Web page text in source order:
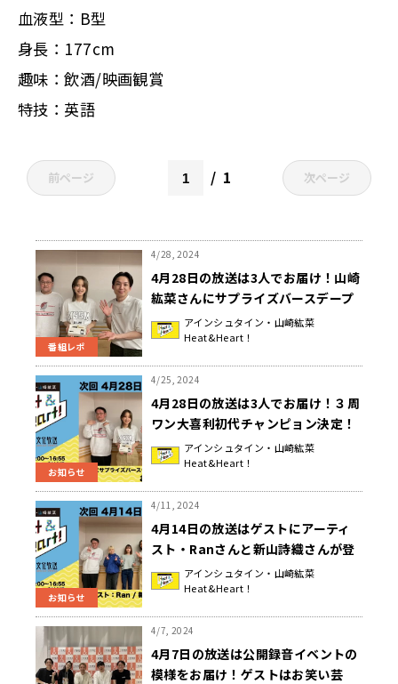
血液型：B型
身長：177cm
趣味：飲酒/映画観賞
特技：英語
前ページ 1 次ページ
番組レポ
4/28, 2024
4月28日の放送は3人でお届け！山崎
紘菜さんにサプライズバースデープ
レゼント！『アインシュタイン・山
崎紘菜 Heat&Heart!』
アインシュタイン・山崎紘菜
Heat&Heart！
お知らせ
4/25, 2024
4月28日の放送は3人でお届け！３周
ワン大喜利初代チャンピョン決定！
『アインシュタイン・山崎紘菜
Heat&Heart!』
アインシュタイン・山崎紘菜
Heat&Heart！
お知らせ
4/11, 2024
4月14日の放送はゲストにアーティ
スト・Ranさんと新山詩織さんが登
場！『アインシュタイン・山崎紘菜
Heat&Heart!』
アインシュタイン・山崎紘菜
Heat&Heart！
4/7, 2024
4月7日の放送は公開録音イベントの
模様をお届け！ゲストはお笑い芸